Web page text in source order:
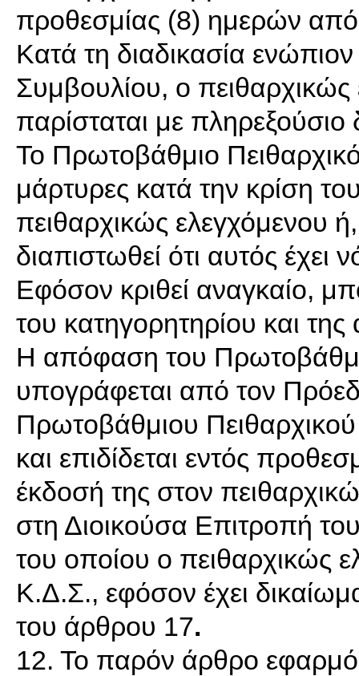
προθεσμίας (8) ημερών
Κατά τη διαδικασία
Συμβουλίου, ο
παρίσταται με πληρεξούσιο
Το Πρωτοβάθμιο
μάρτυρες κατά την κρίση
πειθαρχικώς ελεγχόμενου
διαπιστωθεί ότι αυτός έχει
Εφόσον κριθεί αναγκαίο,
του κατηγορητηρίου και της
Η απόφαση του
υπογράφεται από τον
Πρωτοβάθμιου Πειθαρχικού
και επιδίδεται εντός
έκδοσή της στον
στη Διοικούσα Επιτροπή
του οποίου ο πειθαρχικώς
Κ.Δ.Σ., εφόσον έχει
του άρθρου 17.
12. Το παρόν άρθρο